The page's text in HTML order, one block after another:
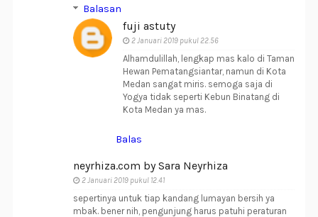
Balasan
fuji astuty
2 Januari 2019 pukul 22.56
Alhamdulillah, lengkap mas kalo di Taman
Hewan Pematangsiantar, namun di Kota
Medan sangat miris. semoga saja di
Yogya tidak seperti Kebun Binatang di
Kota Medan ya mas.
Balas
neyrhiza.com by Sara Neyrhiza
2 Januari 2019 pukul 12.41
sepertinya untuk tiap kandang lumayan bersih ya
mbak. bener nih, pengunjung harus patuhi peraturan